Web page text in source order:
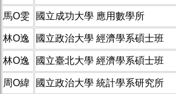
馬O雯 國立成功大學 應用數學所
林O逸 國立政治大學 經濟學系碩士班
林O逸 國立臺北大學 經濟學系碩士班
周O緯 國立政治大學 統計學系研究所